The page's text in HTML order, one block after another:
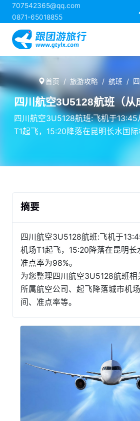
707542365@qq.com
0871-65018855
首页 旅游攻略 航班
四川航空3U5128航班（从
四川航空3U5128航班:飞机于
T1起飞，15:20降落在昆明长水国
摘要
四川航空3U5128航班:飞机于
机场T1起飞，15:20降落在昆明长
准点率为98%。
为您整理四川航空3U5128航班相
所属航空公司、起飞降落城市机
间、准点率等。